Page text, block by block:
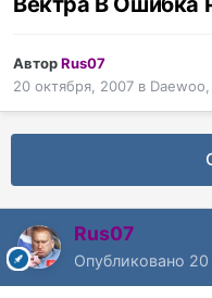
АвторRus07
20 октября, 2007 в
Rus07
Опубликовано 20